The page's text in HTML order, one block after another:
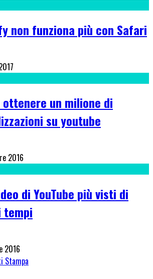
non funziona più con Safari
ottenere un milione di
su youtube
2016
di YouTube più visti di
2016
Stampa